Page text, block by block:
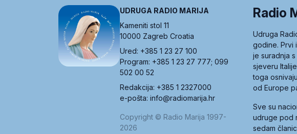
UDRUGA RADIO MARIJA
Kameniti stol 11
10000 Zagreb Croatia
Ured: +385 1 23 27 100
Program: +385 1 23 27 777; 099
502 00 52
Redakcija: +385 1 2327000
e-pošta: info@radiomarija.hr
Copyright © Radio Marija 1997-
2026
Radio
Udruga
godine. Prvi
je suradnja
sjeveru
toga
od Europe
Sve su
udruge pod
sedam